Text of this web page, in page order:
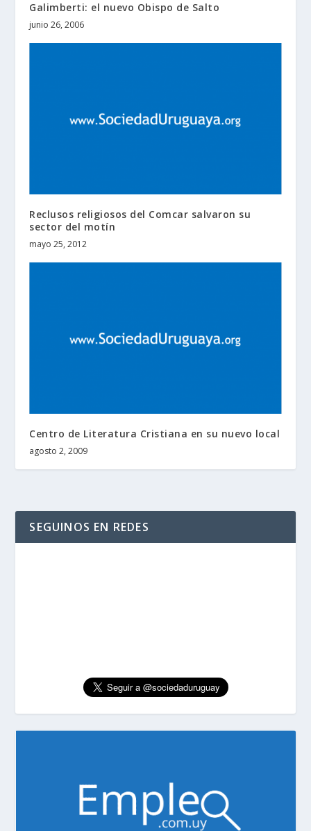
Galimberti: el nuevo Obispo de Salto
junio 26, 2006
Reclusos religiosos del Comcar salvaron su
sector del motín
mayo 25, 2012
Centro de Literatura Cristiana en su nuevo local
agosto 2, 2009
SEGUINOS EN REDES